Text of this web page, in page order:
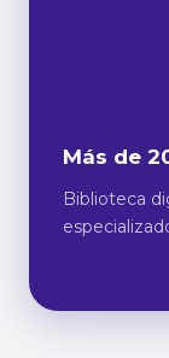
Biblioteca